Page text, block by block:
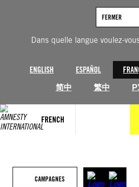
Dans quelle langue voulez-
ENGLISH ESPAÑOL
简中
繁中
FERMER
FRENCH
CAMPAGNES